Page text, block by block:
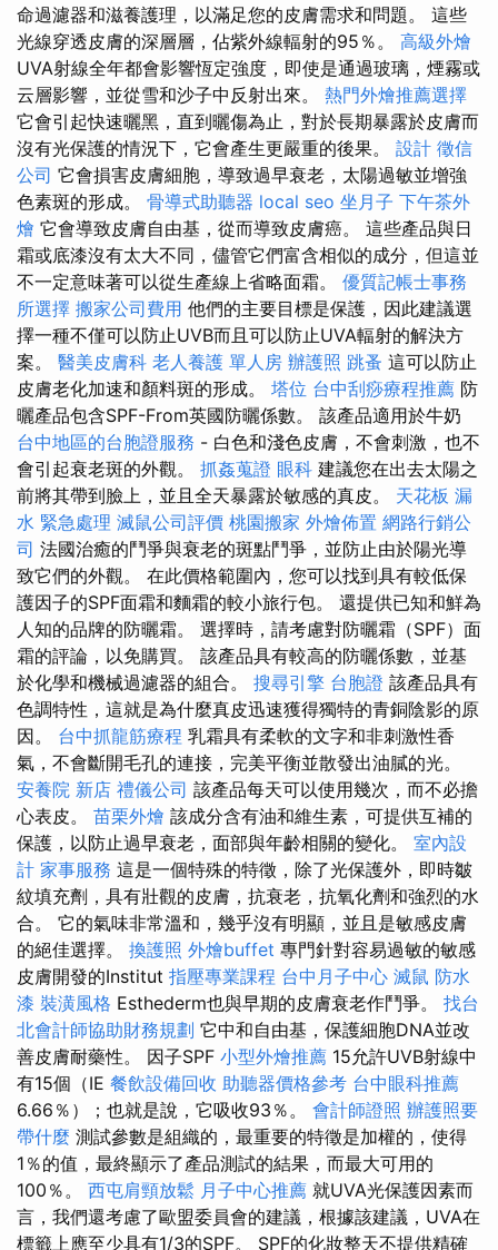
命過濾器和滋養護理，以滿足您的皮膚需求和問題。 這些
光線穿透皮膚的深層層，佔紫外線輻射的95％。 高級外燴
UVA射線全年都會影響恆定強度，即使是通過玻璃，煙霧或
云層影響，並從雪和沙子中反射出來。 熱門外燴推薦選擇
它會引起快速曬黑，直到曬傷為止，對於長期暴露於皮膚而
沒有光保護的情況下，它會產生更嚴重的後果。 設計 徵信
公司 它會損害皮膚細胞，導致過早衰老，太陽過敏並增強
色素斑的形成。 骨導式助聽器 local seo 坐月子 下午茶外
燴 它會導致皮膚自由基，從而導致皮膚癌。 這些產品與日
霜或底漆沒有太大不同，儘管它們富含相似的成分，但這並
不一定意味著可以從生產線上省略面霜。 優質記帳士事務
所選擇 搬家公司費用 他們的主要目標是保護，因此建議選
擇一種不僅可以防止UVB而且可以防止UVA輻射的解決方
案。 醫美皮膚科 老人養護 單人房 辦護照 跳蚤 這可以防止
皮膚老化加速和顏料斑的形成。 塔位 台中刮痧療程推薦 防
曬產品包含SPF-From英國防曬係數。 該產品適用於牛奶
台中地區的台胞證服務 - 白色和淺色皮膚，不會刺激，也不
會引起衰老斑的外觀。 抓姦蒐證 眼科 建議您在出去太陽之
前將其帶到臉上，並且全天暴露於敏感的真皮。 天花板 漏
水 緊急處理 滅鼠公司評價 桃園搬家 外燴佈置 網路行銷公
司 法國治癒的鬥爭與衰老的斑點鬥爭，並防止由於陽光導
致它們的外觀。 在此價格範圍內，您可以找到具有較低保
護因子的SPF面霜和麵霜的較小旅行包。 還提供已知和鮮為
人知的品牌的防曬霜。 選擇時，請考慮對防曬霜（SPF）面
霜的評論，以免購買。 該產品具有較高的防曬係數，並基
於化學和機械過濾器的組合。 搜尋引擎 台胞證 該產品具有
色調特性，這就是為什麼真皮迅速獲得獨特的青銅陰影的原
因。 台中抓龍筋療程 乳霜具有柔軟的文字和非刺激性香
氣，不會斷開毛孔的連接，完美平衡並散發出油膩的光。
安養院 新店 禮儀公司 該產品每天可以使用幾次，而不必擔
心表皮。 苗栗外燴 該成分含有油和維生素，可提供互補的
保護，以防止過早衰老，面部與年齡相關的變化。 室內設
計 家事服務 這是一個特殊的特徵，除了光保護外，即時皺
紋填充劑，具有壯觀的皮膚，抗衰老，抗氧化劑和強烈的水
合。 它的氣味非常溫和，幾乎沒有明顯，並且是敏感皮膚
的絕佳選擇。 換護照 外燴buffet 專門針對容易過敏的敏感
皮膚開發的Institut 指壓專業課程 台中月子中心 滅鼠 防水
漆 裝潢風格 Esthederm也與早期的皮膚衰老作鬥爭。 找台
北會計師協助財務規劃 它中和自由基，保護細胞DNA並改
善皮膚耐藥性。 因子SPF 小型外燴推薦 15允許UVB射線中
有15個（IE 餐飲設備回收 助聽器價格參考 台中眼科推薦
6.66％）；也就是說，它吸收93％。 會計師證照 辦護照要
帶什麼 測試參數是組織的，最重要的特徵是加權的，使得
1％的值，最終顯示了產品測試的結果，而最大可用的
100％。 西屯肩頸放鬆 月子中心推薦 就UVA光保護因素而
言，我們還考慮了歐盟委員會的建議，根據該建議，UVA在
標籤上應至少具有1/3的SPF。 SPF的化妝整天不提供精確